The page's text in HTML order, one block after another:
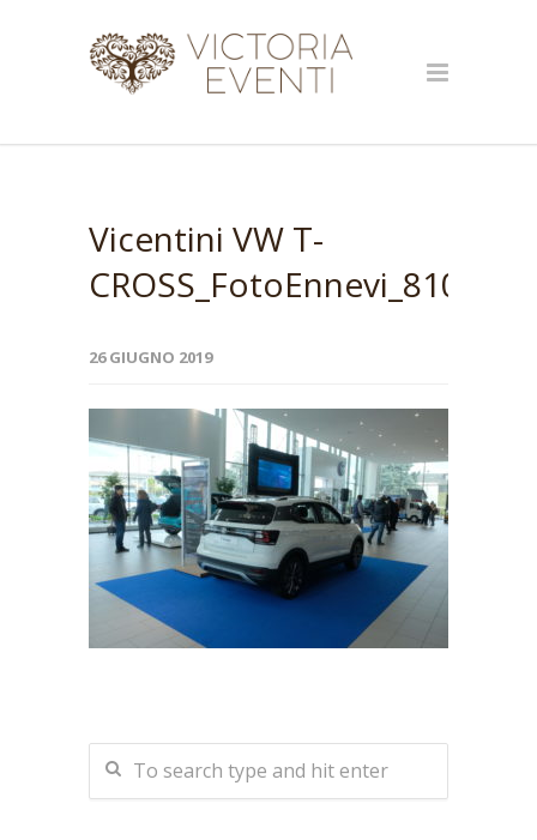
Vicentini VW T-
CROSS_FotoEnnevi_8104
26 GIUGNO 2019